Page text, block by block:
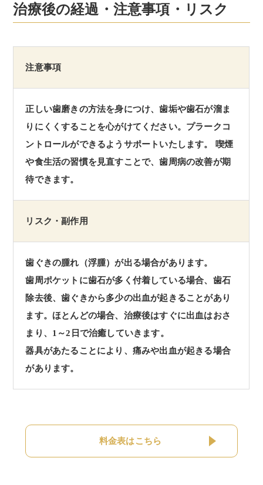
治療後の経過・注意事項 ・リスク
注意事項
正しい歯磨きの方法を身につけ、歯垢や歯石が溜ま
りにくくすることを心がけてください。プラークコ
ントロールができるようサポートいたします。 喫煙
や食生活の習慣を見直すことで、歯周病の改善が期
待できます。
リスク・副作用
歯ぐきの腫れ（浮腫）が出る場合があります。
歯周ポケットに歯石が多く付着している場合、歯石
除去後、歯ぐきから多少の出血が起きることがあり
ます。ほとんどの場合、治療後はすぐに出血はおさ
まり、1～2日で治癒していきます。
器具があたることにより、痛みや出血が起きる場合
があります。
料金表はこちら